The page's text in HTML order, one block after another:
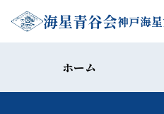
コンテンツへスキップ
海星青谷会神戸海
ホーム